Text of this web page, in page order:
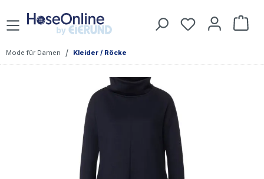
Zum Hauptinhalt springen Du hast 0
Mode für Damen / Kleider / Röcke
Bildergalerie überspringen